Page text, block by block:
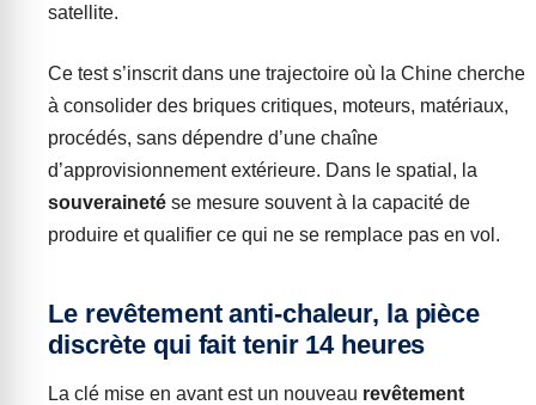
satellite.
Ce test s’inscrit dans une trajectoire où la Chine cherche
à consolider des briques critiques, moteurs, matériaux,
procédés, sans dépendre d’une chaîne
d’approvisionnement extérieure. Dans le spatial, la
souveraineté se mesure souvent à la capacité de
produire et qualifier ce qui ne se remplace pas en vol.
Le revêtement anti-chaleur, la pièce
discrète qui fait tenir 14 heures
La clé mise en avant est un nouveau revêtement